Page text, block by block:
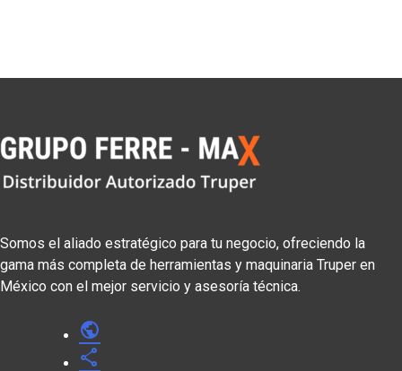
Somos el aliado estratégico para tu negocio, ofreciendo la
gama más completa de herramientas y maquinaria Truper en
México con el mejor servicio y asesoría técnica.
public
share